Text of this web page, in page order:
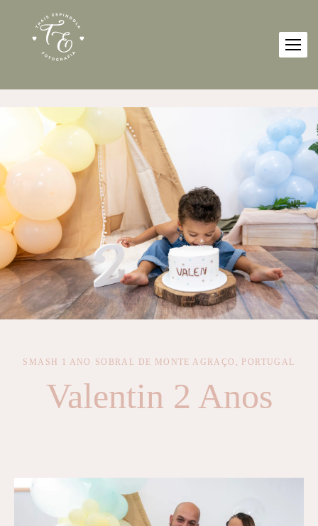
SMASH 1 ANO SOBRAL DE MONTE AGRAÇO, PORTUGAL
Valentin 2 Anos